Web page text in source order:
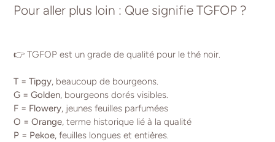
Pour aller plus loin : Que signifie TGFOP ?
👉 TGFOP est un grade de qualité pour le thé noir.
T = Tipgy, beaucoup de bourgeons.
G = Golden, bourgeons dorés visibles.
F = Flowery, jeunes feuilles parfumées
O = Orange, terme historique lié à la qualité
P = Pekoe, feuilles longues et entières.